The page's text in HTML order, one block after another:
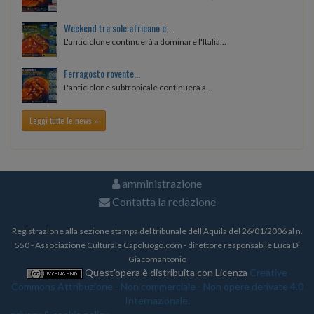
Weekend tra sole africano e...
L'anticiclone continuerà a dominare l'Italia...
Ferragosto rovente...
L'anticiclone subtropicale continuerà a...
Leggi tutte le news »
amministrazione
Contatta la redazione
Registrazione alla sezione stampa del tribunale dell'Aquila del 26/01/2006 al n.
550 - Associazione Culturale Capoluogo.com - direttore responsabile Luca Di
Giacomantonio
Quest'opera è distribuita con Licenza Creative
Commons Attribuzione - Non commerciale - Non opere derivate 4.0
Internazionale.